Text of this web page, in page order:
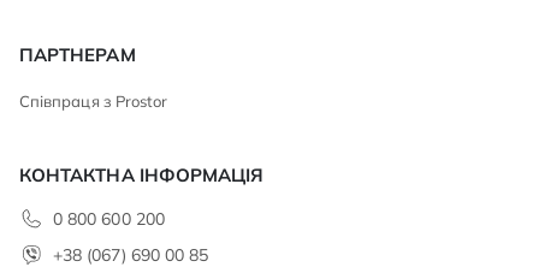
ПАРТНЕРАМ
Співпраця з Prostor
КОНТАКТНА ІНФОРМАЦІЯ
0 800 600 200
+38 (067) 690 00 85